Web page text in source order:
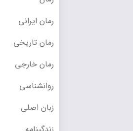
رمان ایرانی
رمان تاریخی
رمان خارجی
روانشناسی
زبان اصلی